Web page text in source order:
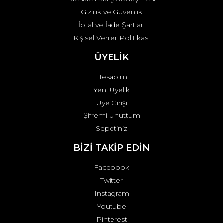
Gizlilik ve Güvenlik
İptal ve İade Şartları
Kişisel Veriler Politikası
ÜYELİK
Hesabım
Yeni Üyelik
Üye Girişi
Şifremi Unuttum
Sepetiniz
BİZİ TAKİP EDİN
Facebook
Twitter
Instagram
Youtube
Pinterest